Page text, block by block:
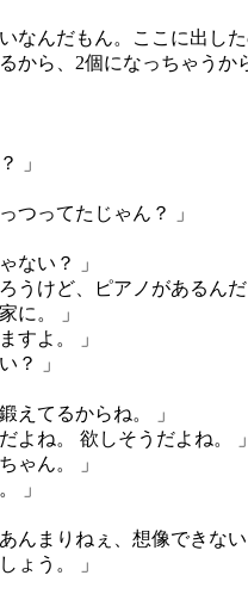
なんだもん。ここに出し
から、2個になっちゃうか
」
つってたじゃん？ 」
ない？ 」
うけど、ピアノがあるん
に。 」
すよ。 」
？ 」
えてるからね。 」
よね。 欲しそうだよね。
ゃん。 」
」
んまりねぇ、想像できな
ょう。 」